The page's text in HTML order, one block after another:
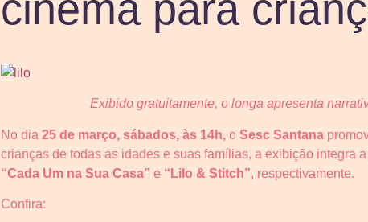
Exibido gratuitamente, o longa apresenta
No dia 25 de março, sábados, às 14h, o Sesc Santana
crianças de todas as idades e suas famílias, a exibição integra
“Cada Um na Sua Casa” e “Lilo & Stitch”, respectivamente.
Confira: